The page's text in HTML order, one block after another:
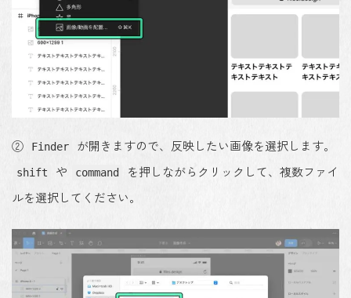
② Finder が開きますので、反映したい画像を選択します。
shift や command
を押しながらクリックして、複数ファイ
ルを選択してください。